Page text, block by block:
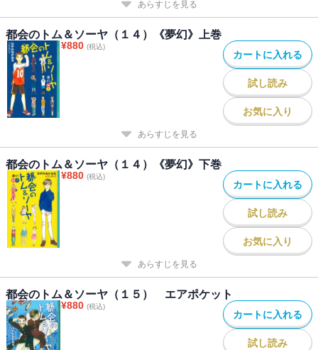
あらすじを見る
都会のトム＆ソーヤ（１４）《夢幻》上巻
¥880 (税込)
カートに入れる
試し読み
お気に入り
あらすじを見る
都会のトム＆ソーヤ（１４）《夢幻》下巻
¥880 (税込)
カートに入れる
試し読み
お気に入り
あらすじを見る
都会のトム＆ソーヤ（１５） エアポケット
¥880 (税込)
カートに入れる
試し読み